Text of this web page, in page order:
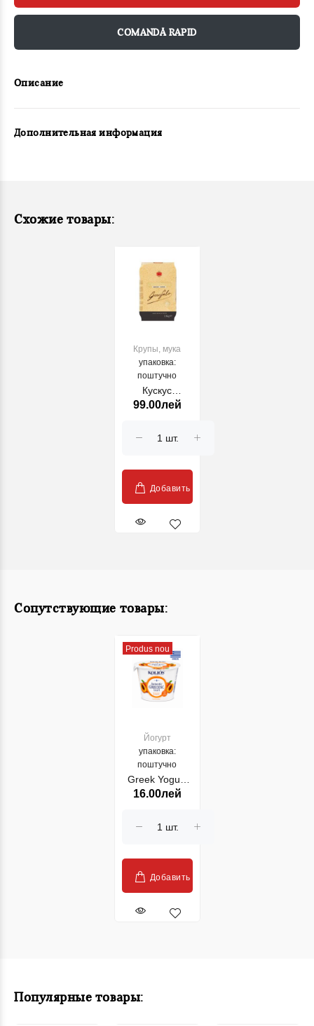
COMANDĂ RAPID
Описание
Дополнительная информация
Схожие товары:
Крупы, мука
упаковка:
поштучно
Кускус
GAROFALO,
99.00лей
Добавить
Сопутствующие товары:
Produs nou
Йогурт
упаковка:
поштучно
Greek Yogurt
Kolios 2%
16.00лей
Добавить
Популярные товары: